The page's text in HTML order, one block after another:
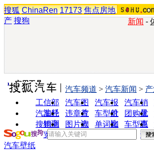
搜狐 ChinaRen 17173 焦点房地
产 搜狗 新闻 -
实用工具
工信部
油耗
汽车图
片
汽车报
价
汽车销
量
汽车经
销商
违章查
询
车型对
比
团购优
惠
搜狗浏
览器
图片欣
赏
单词翻
车型查
询
汽车频道 > 汽车新闻 >
汽车壁纸